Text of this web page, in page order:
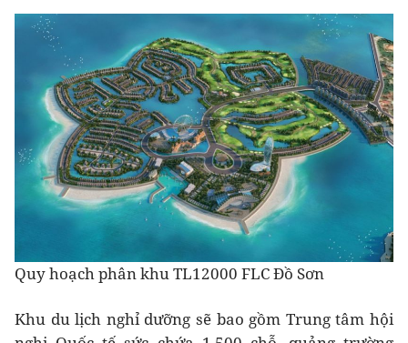
Quy hoạch phân khu TL12000 FLC Đồ Sơn
Khu du lịch nghỉ dưỡng sẽ bao gồm Trung tâm hội